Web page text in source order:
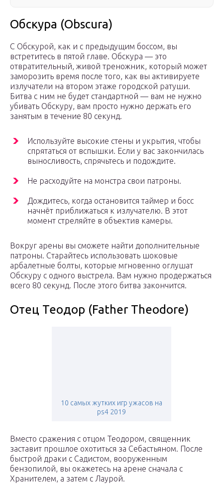
Обскура (Obscura)
С Обскурой, как и с предыдущим боссом, вы
встретитесь в пятой главе. Обскура — это
отвратительный, живой треножник, который может
заморозить время после того, как вы активируете
излучатели на втором этаже городской ратуши.
Битва с ним не будет стандартной — вам не нужно
убивать Обскуру, вам просто нужно держать его
занятым в течение 80 секунд.
Используйте высокие стены и укрытия, чтобы
спрятаться от вспышки. Если у вас закончилась
выносливость, спрячьтесь и подождите.
Не расходуйте на монстра свои патроны.
Дождитесь, когда остановится таймер и босс
начнёт приближаться к излучателю. В этот
момент стреляйте в объектив камеры.
Вокруг арены вы сможете найти дополнительные
патроны. Старайтесь использовать шоковые
арбалетные болты, которые мгновенно оглушат
Обскуру с одного выстрела. Вам нужно продержаться
всего 80 секунд. После этого битва закончится.
Отец Теодор (Father Theodore)
10 самых жутких игр ужасов на
ps4 2019
Вместо сражения с отцом Теодором, священник
заставит прошлое охотиться за Себастьяном. После
быстрой драки с Садистом, вооруженным
бензопилой, вы окажетесь на арене сначала с
Хранителем, а затем с Лаурой.